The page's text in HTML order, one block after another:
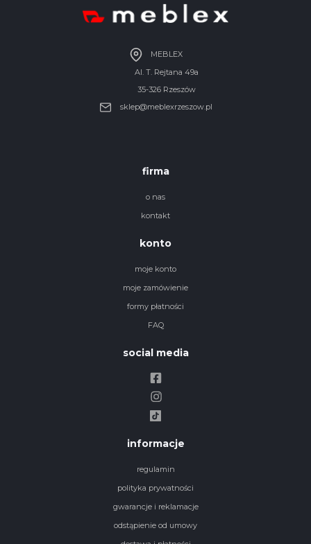
MEBLEX
Al. T. Rejtana 49a
35-326 Rzeszów
sklep@meblexrzeszow.pl
firma
o nas
kontakt
konto
moje konto
moje zamówienie
formy płatności
FAQ
social media
informacje
regulamin
polityka prywatności
gwarancje i reklamacje
odstąpienie od umowy